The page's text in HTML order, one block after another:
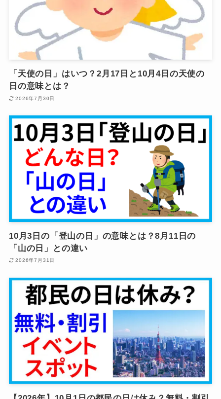
「天使の日」はいつ？2月17日と10月4日の天使の
日の意味とは？
2026年7月30日
10月3日の「登山の日」の意味とは？8月11日の
「山の日」との違い
2026年7月31日